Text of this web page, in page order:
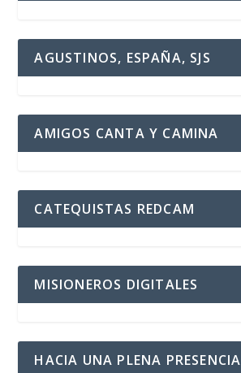
AGUSTINOS, ESPAÑA, SJS
AMIGOS CANTA Y CAMINA
CATEQUISTAS REDCAM
MISIONEROS DIGITALES
HACIA UNA PLENA PRESENCIA